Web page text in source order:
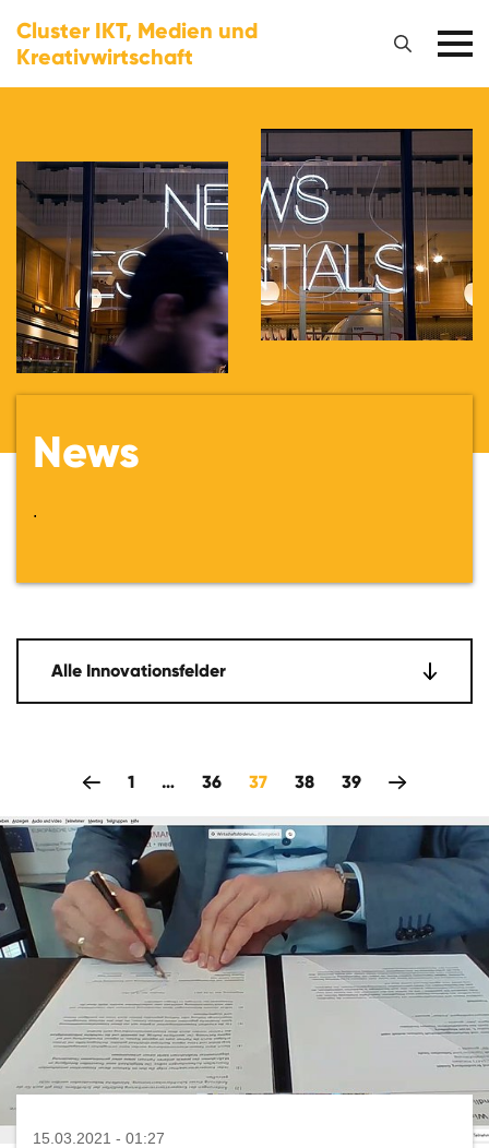
Cluster IKT, Medien und
Kreativwirtschaft
News
.
Alle Innovationsfelder
zeitlich rückwärts
1 … 36 37 38 39
15.03.2021 - 01:27